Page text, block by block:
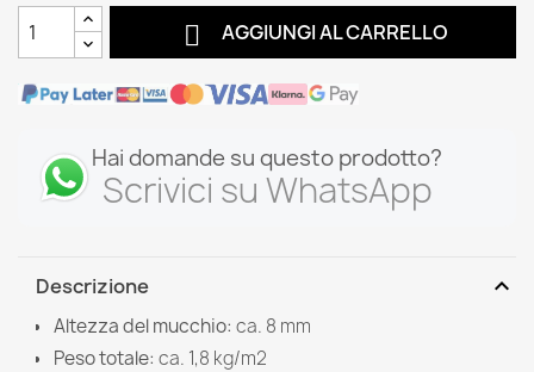
 AGGIUNGI AL CARRELLO
Hai domande su questo prodotto?
Scrivici su WhatsApp
Descrizione expand_more
Altezza del mucchio: ca. 8 mm
Peso totale: ca. 1,8 kg/m2